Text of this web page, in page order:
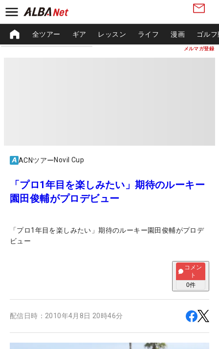
メルマガ登録
全ツアー ギア レッスン ライフ 漫画 ゴル
ACNツアーNovil Cup
「プロ1年目を楽しみたい」期待のルーキー
園田俊輔がプロデビュー
「プロ1年目を楽しみたい」期待のルーキー園田俊輔がプロデ
ビュー
コメン
ト
0件
配信日時： 2010年4月8日 20時46分